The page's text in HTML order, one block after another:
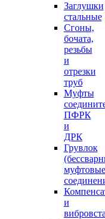
Заглушки
стальные
Сгоны,
бочата,
резьбы
и
отрезки
труб
Муфты
ПФРК
и
ДРК
Грувлок
муфтовые
и